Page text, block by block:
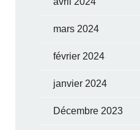
mars 2024
février 2024
janvier 2024
Décembre 2023